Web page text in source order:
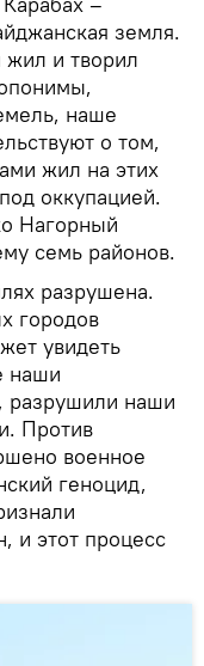
земля.
и творил
наше
о том,
жил на этих
оккупацией.
Нагорный
семь районов.
разрушена.
городов
увидеть
наши
разрушили наши
Против
военное
геноцид,
и этот процесс